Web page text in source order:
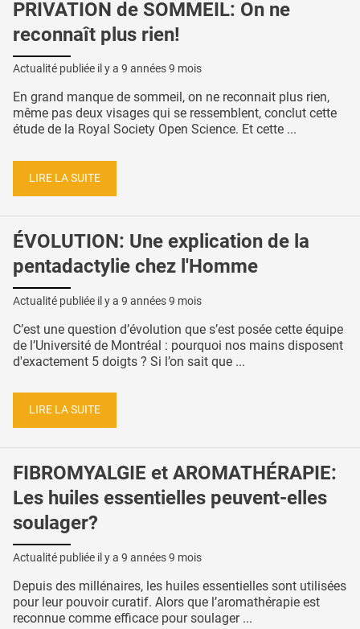
PRIVATION de SOMMEIL: On ne
reconnaît plus rien!
Actualité publiée il y a 9 années 9 mois
En grand manque de sommeil, on ne reconnait plus rien,
même pas deux visages qui se ressemblent, conclut cette
étude de la Royal Society Open Science. Et cette ...
LIRE LA SUITE
ÉVOLUTION: Une explication de la
pentadactylie chez l'Homme
Actualité publiée il y a 9 années 9 mois
C’est une question d’évolution que s’est posée cette équipe
de l’Université de Montréal : pourquoi nos mains disposent
d'exactement 5 doigts ? Si l’on sait que ...
LIRE LA SUITE
FIBROMYALGIE et AROMATHÉRAPIE:
Les huiles essentielles peuvent-elles
soulager?
Actualité publiée il y a 9 années 9 mois
Depuis des millénaires, les huiles essentielles sont utilisées
pour leur pouvoir curatif. Alors que l’aromathérapie est
reconnue comme efficace pour soulager ...